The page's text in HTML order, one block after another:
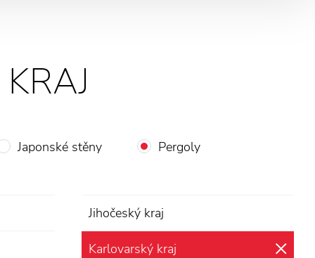
Japonské stěny Pergoly
Jihočeský kraj
Karlovarský kraj